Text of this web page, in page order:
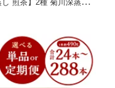
煎茶】2種 菊川深蒸し
詰め合わせ お取り寄せ